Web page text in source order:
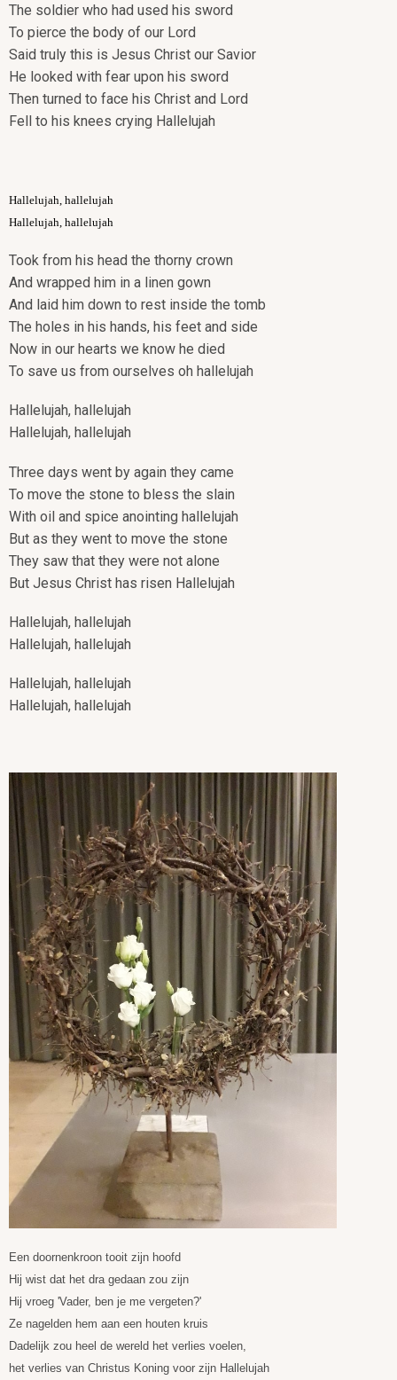
The soldier who had used his sword
To pierce the body of our Lord
Said truly this is Jesus Christ our Savior
He looked with fear upon his sword
Then turned to face his Christ and Lord
Fell to his knees crying Hallelujah
Hallelujah, hallelujah
Hallelujah, hallelujah
Took from his head the thorny crown
And wrapped him in a linen gown
And laid him down to rest inside the tomb
The holes in his hands, his feet and side
Now in our hearts we know he died
To save us from ourselves oh hallelujah
Hallelujah, hallelujah
Hallelujah, hallelujah
Three days went by again they came
To move the stone to bless the slain
With oil and spice anointing hallelujah
But as they went to move the stone
They saw that they were not alone
But Jesus Christ has risen Hallelujah
Hallelujah, hallelujah
Hallelujah, hallelujah
Hallelujah, hallelujah
Hallelujah, hallelujah
Een doornenkroon tooit zijn hoofd
Hij wist dat het dra gedaan zou zijn
Hij vroeg 'Vader, ben je me vergeten?'
Ze nagelden hem aan een houten kruis
Dadelijk zou heel de wereld het verlies voelen,
het verlies van Christus Koning voor zijn Hallelujah